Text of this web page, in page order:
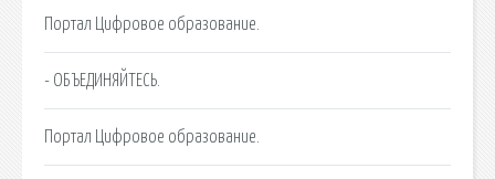
Портал Цифровое образование.
- ОБЪЕДИНЯЙТЕСЬ.
Портал Цифровое образование.